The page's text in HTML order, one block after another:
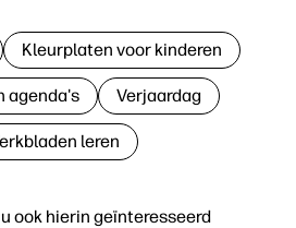
ook hierin geïnteresseerd
Kleurplaten voor kinderen
agenda's Verjaardag
leren